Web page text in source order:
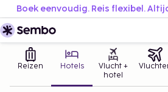
Boek eenvoudig. Reis flexibel.
Reizen Hotels
Vlucht +
hotel